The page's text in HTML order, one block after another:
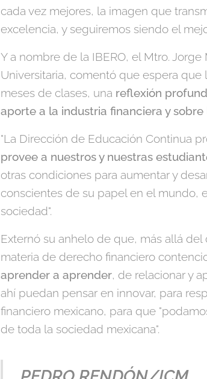
cada vez mejores, la imagen que
excelencia, y seguiremos siendo el
Y a nombre de la IBERO, el Mtro.
Universitaria, comentó que espera
meses de clases, una reflexión
aporte a la industria financiera y
"La Dirección de Educación Continua
provee a nuestros y nuestras
otras condiciones para aumentar y
conscientes de su papel en el mundo,
sociedad".
Externó su anhelo de que, más allá
materia de derecho financiero
aprender a aprender, de relacionar y
ahí puedan pensar en innovar, para
financiero mexicano, para que
de toda la sociedad mexicana".